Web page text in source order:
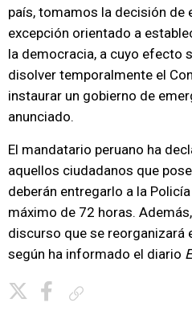
país, tomamos la decisión de
excepción orientado a
la democracia, a cuyo efecto
disolver temporalmente el
instaurar un gobierno de
anunciado.
El mandatario peruano ha
aquellos ciudadanos que
deberán entregarlo a la
máximo de 72 horas.
discurso que se reorganizará
según ha informado el diario